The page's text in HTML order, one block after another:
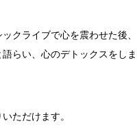
クライブで心を震わせた後、
らい、心のデトックスをし
ただけます。